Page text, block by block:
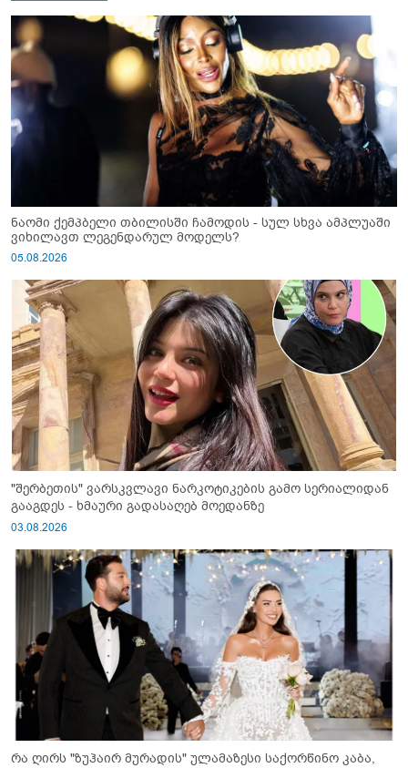
ნაომი ქემპბელი თბილისში ჩამოდის - სულ სხვა ამპლუაში
ვიხილავთ ლეგენდარულ მოდელს?
05.08.2026
"შერბეთის" ვარსკვლავი ნარკოტიკების გამო სერიალიდან
გააგდეს - ხმაური გადასაღებ მოედანზე
03.08.2026
რა ღირს "ზუჰაირ მურადის" ულამაზესი საქორწინო კაბა,